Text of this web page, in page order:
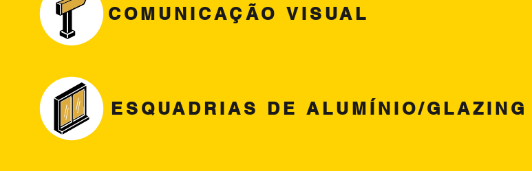
COMUNICAÇÃO VISUAL
ESQUADRIAS DE ALUMÍNIO/GLAZING